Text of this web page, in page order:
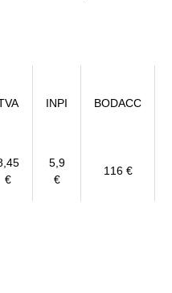
INPI BODACC
€
5,9
€
116 €